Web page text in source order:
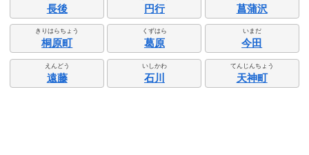
長後 円行 菖蒲沢
きりはらちょう
桐原町
くずはら
葛原
いまだ
今田
えんどう
遠藤
いしかわ
石川
てんじんちょう
天神町